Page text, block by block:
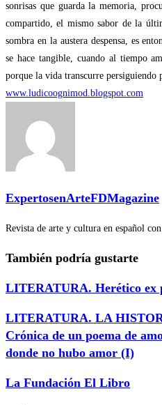
sonrisas que guarda la memoria,
compartido, el mismo sabor de la
sombra en la austera despensa, es
se hace tangible, cuando al tiempo
porque la vida transcurre persiguiendo
www.ludicoognimod.blogspot.com
ExpertosenArteFDMagazine
Revista de arte y cultura en español
También podría gustarte
LITERATURA. Herético ex
LITERATURA. LA
Crónica de un poema de
donde no hubo amor (I)
La Fundación El Libro